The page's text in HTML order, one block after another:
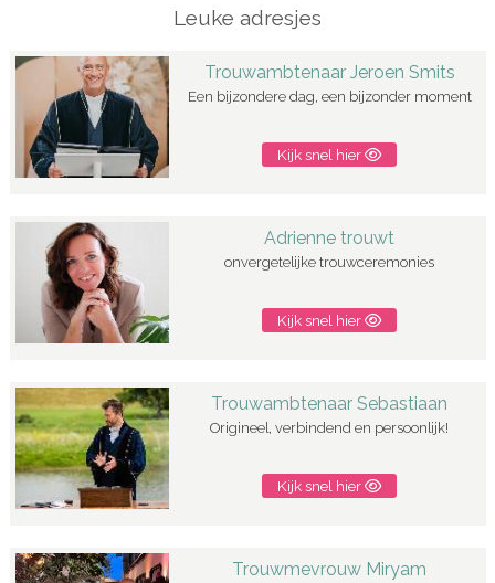
Leuke adresjes
Trouwambtenaar Jeroen Smits
Een bijzondere dag, een bijzonder moment
Kijk snel hier
Adrienne trouwt
onvergetelijke trouwceremonies
Kijk snel hier
Trouwambtenaar Sebastiaan
Origineel, verbindend en persoonlijk!
Kijk snel hier
Trouwmevrouw Miryam